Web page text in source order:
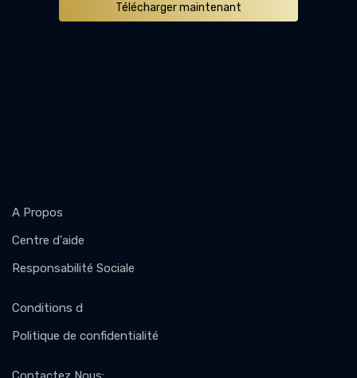
Télécharger maintenant
A Propos
Centre d'aide
Responsabilité Sociale
Conditions d
Politique de confidentialité